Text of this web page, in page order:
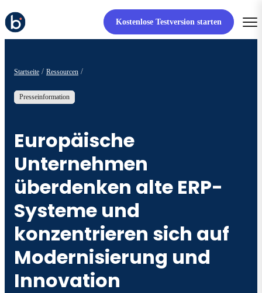
Kostenlose Testversion starten
Startseite Ressourcen
Presseinformation
Europäische
Unternehmen
überdenken alte ERP-
Systeme und
konzentrieren sich auf
Modernisierung und
Innovation